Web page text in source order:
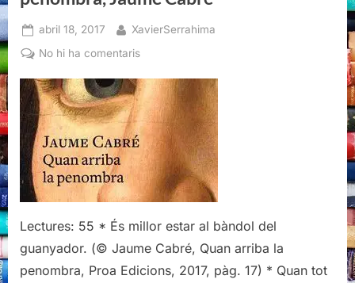
Posted
on
abril 18, 2017 By
XavierSerrahima
No hi ha comentarisa
literàries
Quan
arriba
la
penombra,
Jaume
Lectures: 55 * És millor estar al bàndol del
guanyador. (© Jaume Cabré, Quan arriba la
penombra, Proa Edicions, 2017, pàg. 17) * Quan tot